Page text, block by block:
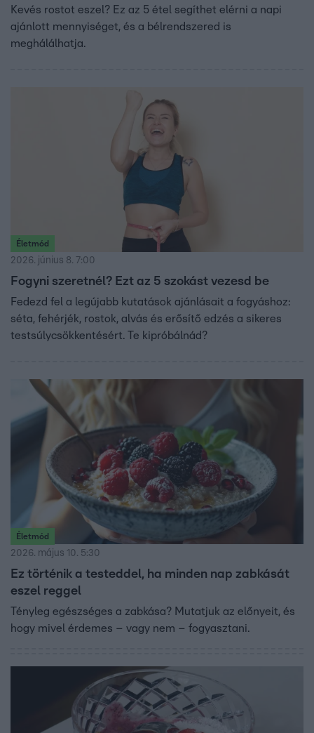
Kevés rostot eszel? Ez az 5 étel segíthet elérni a napi
ajánlott mennyiséget, és a bélrendszered is
meghálálhatja.
Életmód
2026. június 8. 7:00
Fogyni szeretnél? Ezt az 5 szokást vezesd be
Fedezd fel a legújabb kutatások ajánlásait a fogyáshoz:
séta, fehérjék, rostok, alvás és erősítő edzés a sikeres
testsúlycsökkentésért. Te kipróbálnád?
Életmód
2026. május 10. 5:30
Ez történik a testeddel, ha minden nap zabkását
eszel reggel
Tényleg egészséges a zabkása? Mutatjuk az előnyeit, és
hogy mivel érdemes – vagy nem – fogyasztani.